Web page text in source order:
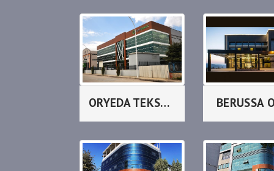
ORYEDA TEKSTİL BERUSSA